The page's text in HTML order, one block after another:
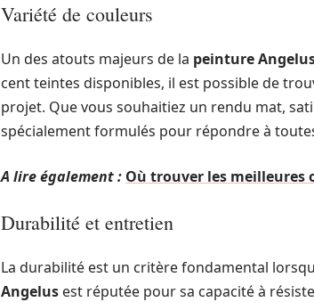
Variété de couleurs
Un des atouts majeurs de la peinture
cent teintes disponibles, il est possible de
projet. Que vous souhaitiez un rendu mat,
spécialement formulés pour répondre à
A lire également : Où trouver les meilleures
Durabilité et entretien
La durabilité est un critère fondamental
Angelus est réputée pour sa capacité à